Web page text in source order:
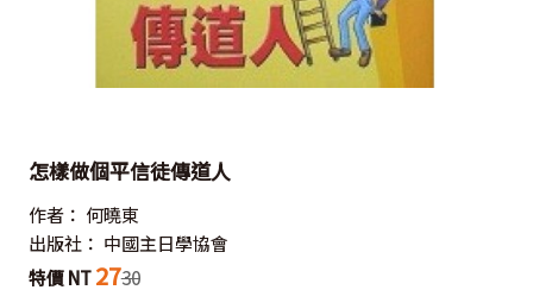
怎樣做個平信徒傳道人
作者： 何曉東
出版社： 中國主日學協會
特價 NT 2730